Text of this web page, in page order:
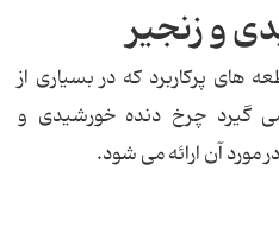
و زنجیر
های پرکاربرد که در بسیاری از
می گیرد چرخ دنده خورشیدی و
مورد آن ارائه می شود.